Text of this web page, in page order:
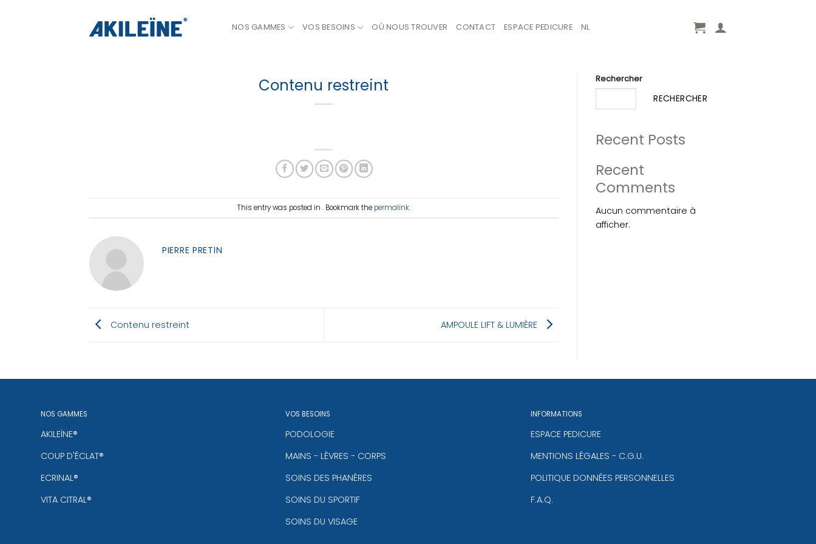
NOS GAMMES VOS BESOINS OÙ NOUS TROUVER CONTACT ESPACE PEDICURE NL
Contenu restreint
This entry was posted in . Bookmark the permalink.
PIERRE PRETIN
Contenu restreint AMPOULE LIFT & LUMIÈRE
Rechercher
RECHERCHER
Recent Posts
Recent
Comments
Aucun commentaire à
afficher.
NOS GAMMES
AKILEÏNE®
COUP D'ÉCLAT®
ECRINAL®
VITA CITRAL®
VOS BESOINS
PODOLOGIE
MAINS - LÈVRES - CORPS
SOINS DES PHANÈRES
SOINS DU SPORTIF
SOINS DU VISAGE
INFORMATIONS
ESPACE PEDICURE
MENTIONS LÉGALES - C.G.U.
POLITIQUE DONNÉES PERSONNELLES
F.A.Q.